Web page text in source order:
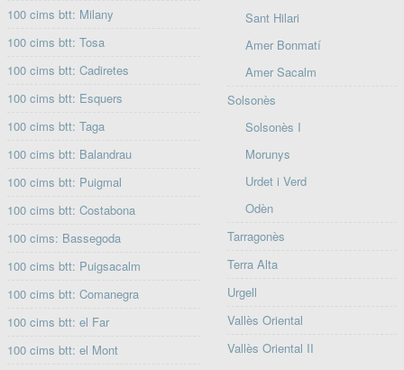
100 cims btt: Milany
100 cims btt: Tosa
100 cims btt: Cadiretes
100 cims btt: Esquers
100 cims btt: Taga
100 cims btt: Balandrau
100 cims btt: Puigmal
100 cims btt: Costabona
100 cims: Bassegoda
100 cims btt: Puigsacalm
100 cims btt: Comanegra
100 cims btt: el Far
100 cims btt: el Mont
Sant Hilari
Amer Bonmatí
Amer Sacalm
Solsonès
Solsonès I
Morunys
Urdet i Verd
Odèn
Tarragonès
Terra Alta
Urgell
Vallès Oriental
Vallès Oriental II